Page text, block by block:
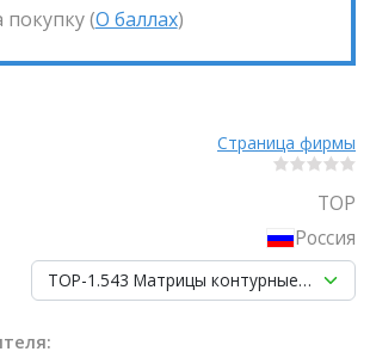
покупку (О баллах)
Страница фирмы
ТОР
Россия
ТОР-1.543 Матрицы контурные